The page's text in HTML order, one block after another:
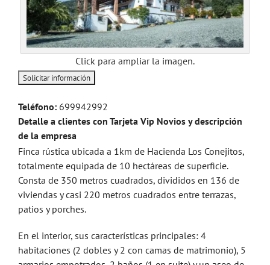
Click para ampliar la imagen.
Teléfono: 699942992
Detalle a clientes con Tarjeta Vip Novios y descripción
de la empresa
Finca rústica ubicada a 1km de Hacienda Los Conejitos,
totalmente equipada de 10 hectáreas de superficie.
Consta de 350 metros cuadrados, divididos en 136 de
viviendas y casi 220 metros cuadrados entre terrazas,
patios y porches.
En el interior, sus características principales: 4
habitaciones (2 dobles y 2 con camas de matrimonio), 5